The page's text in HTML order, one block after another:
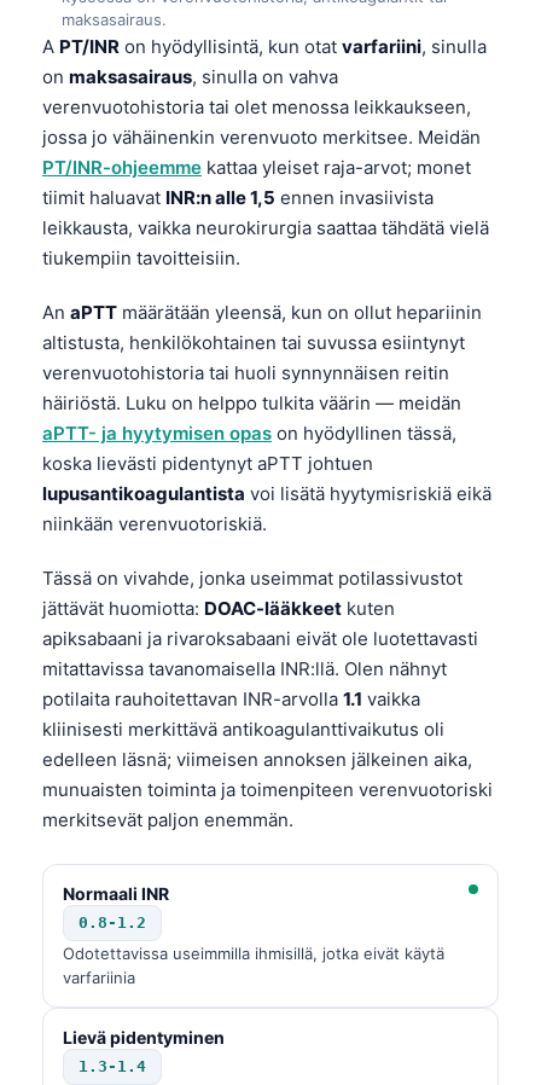
maksasairaus.
A PT/INR on hyödyllisintä, kun otat varfariini, sinulla
on maksasairaus, sinulla on vahva
verenvuotohistoria tai olet menossa leikkaukseen,
jossa jo vähäinenkin verenvuoto merkitsee. Meidän
PT/INR-ohjeemme kattaa yleiset raja-arvot; monet
tiimit haluavat INR:n alle 1,5 ennen invasiivista
leikkausta, vaikka neurokirurgia saattaa tähdätä vielä
tiukempiin tavoitteisiin.
An aPTT määrätään yleensä, kun on ollut hepariinin
altistusta, henkilökohtainen tai suvussa esiintynyt
verenvuotohistoria tai huoli synnynnäisen reitin
häiriöstä. Luku on helppo tulkita väärin — meidän
aPTT- ja hyytymisen opas on hyödyllinen tässä,
koska lievästi pidentynyt aPTT johtuen
lupusantikoagulantista voi lisätä hyytymisriskiä eikä
niinkään verenvuotoriskiä.
Tässä on vivahde, jonka useimmat potilassivustot
jättävät huomiotta: DOAC-lääkkeet kuten
apiksabaani ja rivaroksabaani eivät ole luotettavasti
mitattavissa tavanomaisella INR:llä. Olen nähnyt
potilaita rauhoitettavan INR-arvolla 1.1 vaikka
kliinisesti merkittävä antikoagulanttivaikutus oli
edelleen läsnä; viimeisen annoksen jälkeinen aika,
munuaisten toiminta ja toimenpiteen verenvuotoriski
merkitsevät paljon enemmän.
Normaali INR
0.8-1.2
Odotettavissa useimmilla ihmisillä, jotka eivät käytä
varfariinia
Lievä pidentyminen
1.3-1.4
Ślōnskŏ gŏdka
Norsk bokmål